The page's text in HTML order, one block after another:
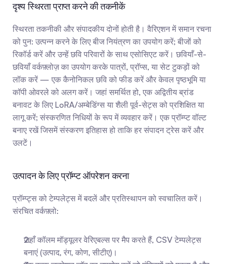
दृश्य स्थिरता प्राप्त करने की तकनीकें
स्थिरता तकनीकी और संपादकीय दोनों होती है। वैरिएशन में समान रचना
को पुन: उत्पन्न करने के लिए बीज नियंत्रण का उपयोग करें; बीजों को
रिकॉर्ड करें और उन्हें छवि परिवारों के साथ एसोसिएट करें। छवियाँ-से-
छवियाँ वर्कफ़्लोज़ का उपयोग करके पात्रों, प्रॉप्स, या सेट टुकड़ों को
लॉक करें — एक कैनोनिकल छवि को फीड करें और केवल पृष्ठभूमि या
कॉपी ओवरले को अलग करें। जहां समर्थित हो, एक अद्वितीय ब्रांड
बनावट के लिए LoRA/अम्बेडिंग्स या शैली पूर्व-सेट्स को प्रशिक्षित या
लागू करें; संस्करणित निधियों के रूप में व्यवहार करें। एक प्रॉम्प्ट वॉल्ट
बनाए रखें जिसमें संस्करण इतिहास हो ताकि हर संपादन ट्रेस करें और
उलटें।
उत्पादन के लिए प्रॉम्प्ट ऑपरेशन करना
प्रॉम्प्ट्स को टेम्पलेट्स में बदलें और प्रतिस्थापन को स्वचालित करें।
संरचित वर्कफ़्लो:
जहाँ कॉलम मॉड्यूलर वेरिएबल्स पर मैप करते हैं, CSV टेम्पलेट्स
बनाएं (उत्पाद, रंग, कोण, सीटीए)।